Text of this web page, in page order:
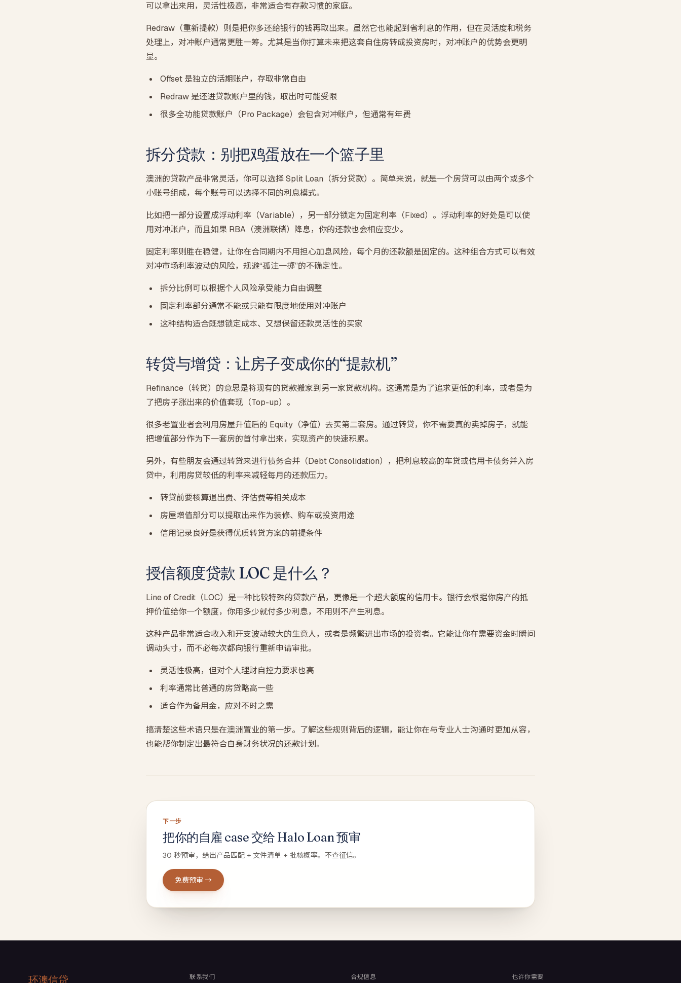
可以拿出来用，灵活性极高，非常适合有存款习惯的家庭。
Redraw（重新提款）则是把你多还给银行的钱再取出来。虽然它也能起到省利息的作用，但在灵活度和税务
处理上，对冲账户通常更胜一筹。尤其是当你打算未来把这套自住房转成投资房时，对冲账户的优势会更明
显。
Offset 是独立的活期账户，存取非常自由
Redraw 是还进贷款账户里的钱，取出时可能受限
很多全功能贷款账户（Pro Package）会包含对冲账户，但通常有年费
拆分贷款：别把鸡蛋放在一个篮子里
澳洲的贷款产品非常灵活，你可以选择 Split Loan（拆分贷款）。简单来说，就是一个房贷可以由两个或多个
小账号组成，每个账号可以选择不同的利息模式。
比如把一部分设置成浮动利率（Variable），另一部分锁定为固定利率（Fixed）。浮动利率的好处是可以使
用对冲账户，而且如果 RBA（澳洲联储）降息，你的还款也会相应变少。
固定利率则胜在稳健，让你在合同期内不用担心加息风险，每个月的还款额是固定的。这种组合方式可以有效
对冲市场利率波动的风险，规避“孤注一掷”的不确定性。
拆分比例可以根据个人风险承受能力自由调整
固定利率部分通常不能或只能有限度地使用对冲账户
这种结构适合既想锁定成本、又想保留还款灵活性的买家
转贷与增贷：让房子变成你的“提款机”
Refinance（转贷）的意思是将现有的贷款搬家到另一家贷款机构。这通常是为了追求更低的利率，或者是为
了把房子涨出来的价值套现（Top-up）。
很多老置业者会利用房屋升值后的 Equity（净值）去买第二套房。通过转贷，你不需要真的卖掉房子，就能
把增值部分作为下一套房的首付拿出来，实现资产的快速积累。
另外，有些朋友会通过转贷来进行债务合并（Debt Consolidation），把利息较高的车贷或信用卡债务并入房
贷中，利用房贷较低的利率来减轻每月的还款压力。
转贷前要核算退出费、评估费等相关成本
房屋增值部分可以提取出来作为装修、购车或投资用途
信用记录良好是获得优质转贷方案的前提条件
授信额度贷款 LOC 是什么？
Line of Credit（LOC）是一种比较特殊的贷款产品，更像是一个超大额度的信用卡。银行会根据你房产的抵
押价值给你一个额度，你用多少就付多少利息，不用则不产生利息。
这种产品非常适合收入和开支波动较大的生意人，或者是频繁进出市场的投资者。它能让你在需要资金时瞬间
调动头寸，而不必每次都向银行重新申请审批。
灵活性极高，但对个人理财自控力要求也高
利率通常比普通的房贷略高一些
适合作为备用金，应对不时之需
搞清楚这些术语只是在澳洲置业的第一步。了解这些规则背后的逻辑，能让你在与专业人士沟通时更加从容，
也能帮你制定出最符合自身财务状况的还款计划。
下一步
把你的自雇 case 交给 Halo Loan 预审
30 秒预审，给出产品匹配 + 文件清单 + 批核概率。不查征信。
免费预审 →
环澳信贷 联系我们 合规信息 也许你需要